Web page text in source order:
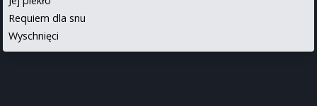
Requiem dla snu
Wyschnięci